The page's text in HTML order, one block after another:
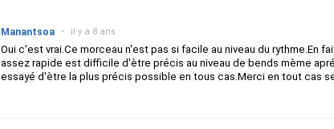
Manantsoa • il y a 8 ans
Oui c'est vrai.Ce morceau n'est pas si facile au niveau du rythme.En
assez rapide est difficile d'ètre précis au niveau de bends mème
essayé d'ètre la plus précis possible en tous cas.Merci en tout cas